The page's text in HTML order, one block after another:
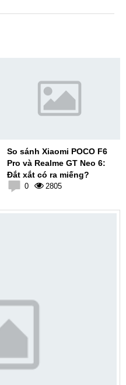
So sánh Xiaomi POCO F6
Pro và Realme GT Neo 6:
Đắt xắt có ra miếng?
0 2805